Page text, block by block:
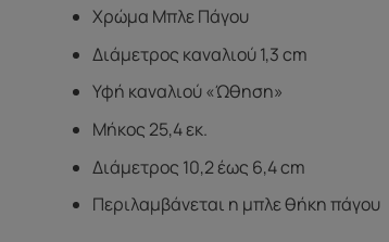
Χρώμα Μπλε Πάγου
Διάμετρος καναλιού 1,3 cm
Υφή καναλιού «Ώθηση»
Μήκος 25,4 εκ.
Διάμετρος 10,2 έως 6,4 cm
Περιλαμβάνεται η μπλε θήκη πάγου